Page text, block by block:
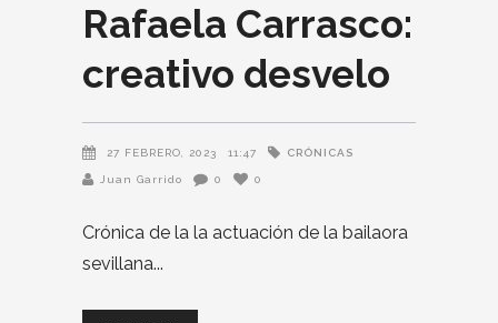
Rafaela Carrasco:
creativo desvelo
27 FEBRERO, 2023 11:47 CRÓNICAS
Juan Garrido 0 0
Crónica de la la actuación de la bailaora
sevillana